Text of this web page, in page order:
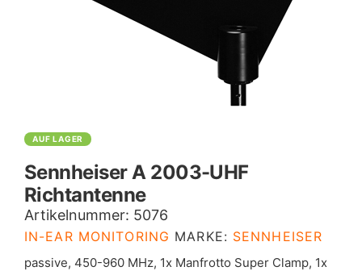
AUF LAGER
Sennheiser A 2003-UHF
Richtantenne
Artikelnummer: 5076
IN-EAR MONITORING MARKE: SENNHEISER
passive, 450-960 MHz, 1x Manfrotto Super Clamp, 1x